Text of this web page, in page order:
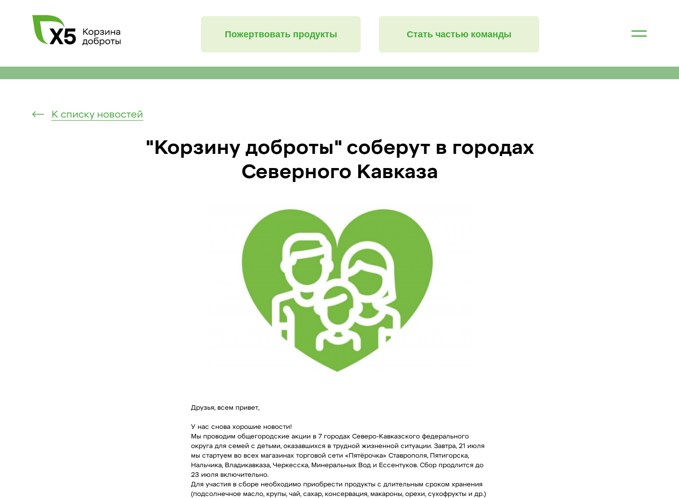
Пожертвовать продукты Стать частью команды
К списку новостей
"Корзину доброты" соберут в городах
Северного Кавказа
Друзья, всем привет,
У нас снова хорошие новости!
Мы проводим общегородские акции в 7 городах Северо-Кавказского федерального
округа для семей с детьми, оказавшихся в трудной жизненной ситуации. Завтра, 21 июля
мы стартуем во всех магазинах торговой сети «Пятёрочка» Ставрополя, Пятигорска,
Нальчика, Владикавказа, Черкесска, Минеральных Вод и Ессентуков. Сбор продлится до
23 июля включительно.
Для участия в сборе необходимо приобрести продукты с длительным сроком хранения
(подсолнечное масло, крупы, чай, сахар, консервация, макароны, орехи, сухофрукты и др.)